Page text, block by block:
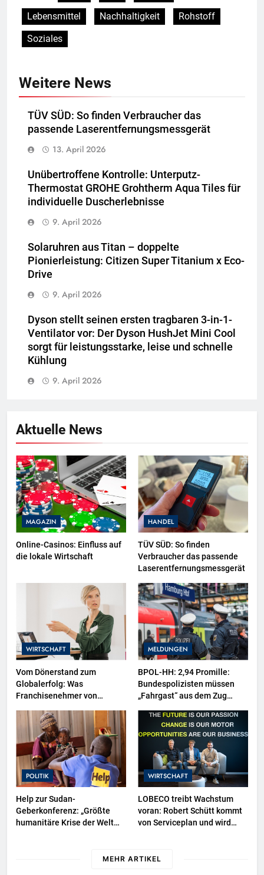
Lebensmittel
Nachhaltigkeit
Rohstoff
Soziales
Weitere News
TÜV SÜD: So finden Verbraucher das
passende Laserentfernungsmessgerät
13. April 2026
Unübertroffene Kontrolle: Unterputz-
Thermostat GROHE Grohtherm Aqua Tiles für
individuelle Duscherlebnisse
9. April 2026
Solaruhren aus Titan – doppelte
Pionierleistung: Citizen Super Titanium x Eco-
Drive
9. April 2026
Dyson stellt seinen ersten tragbaren 3-in-1-
Ventilator vor: Der Dyson HushJet Mini Cool
sorgt für leistungsstarke, leise und schnelle
Kühlung
9. April 2026
Aktuelle News
MAGAZIN
Online-Casinos: Einfluss auf
die lokale Wirtschaft
HANDEL
TÜV SÜD: So finden
Verbraucher das passende
Laserentfernungsmessgerät
WIRTSCHAFT
Vom Dönerstand zum
Globalerfolg: Was
Franchisenehmer von
MELDUNGEN
BPOL-HH: 2,94 Promille:
Bundespolizisten müssen
„Fahrgast“ aus dem Zug
POLITIK
Help zur Sudan-
Geberkonferenz: „Größte
humanitäre Krise der Welt
WIRTSCHAFT
LOBECO treibt Wachstum
voran: Robert Schütt kommt
von Serviceplan und wird
MEHR ARTIKEL